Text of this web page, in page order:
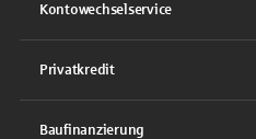
Kontowechselservice
Privatkredit
Baufinanzierung